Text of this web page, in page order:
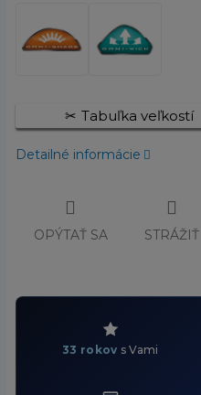
Tabuľka veľkostí
Detailné informácie
OPÝTAŤ SA STRÁŽIŤ
33 rokov s Vami